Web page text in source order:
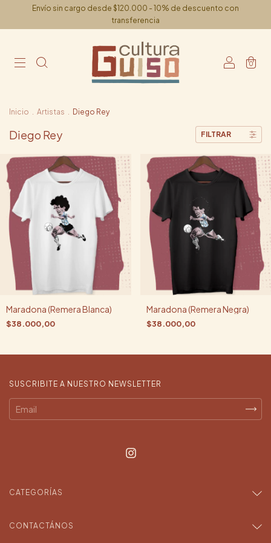
Envío sin cargo desde $120.000 - 10% de descuento con
transferencia
0
Inicio . Artistas . Diego Rey
Diego Rey FILTRAR
Maradona (Remera Blanca)
$38.000,00
Maradona (Remera Negra)
$38.000,00
SUSCRIBITE A NUESTRO NEWSLETTER
CATEGORÍAS
CONTACTÁNOS